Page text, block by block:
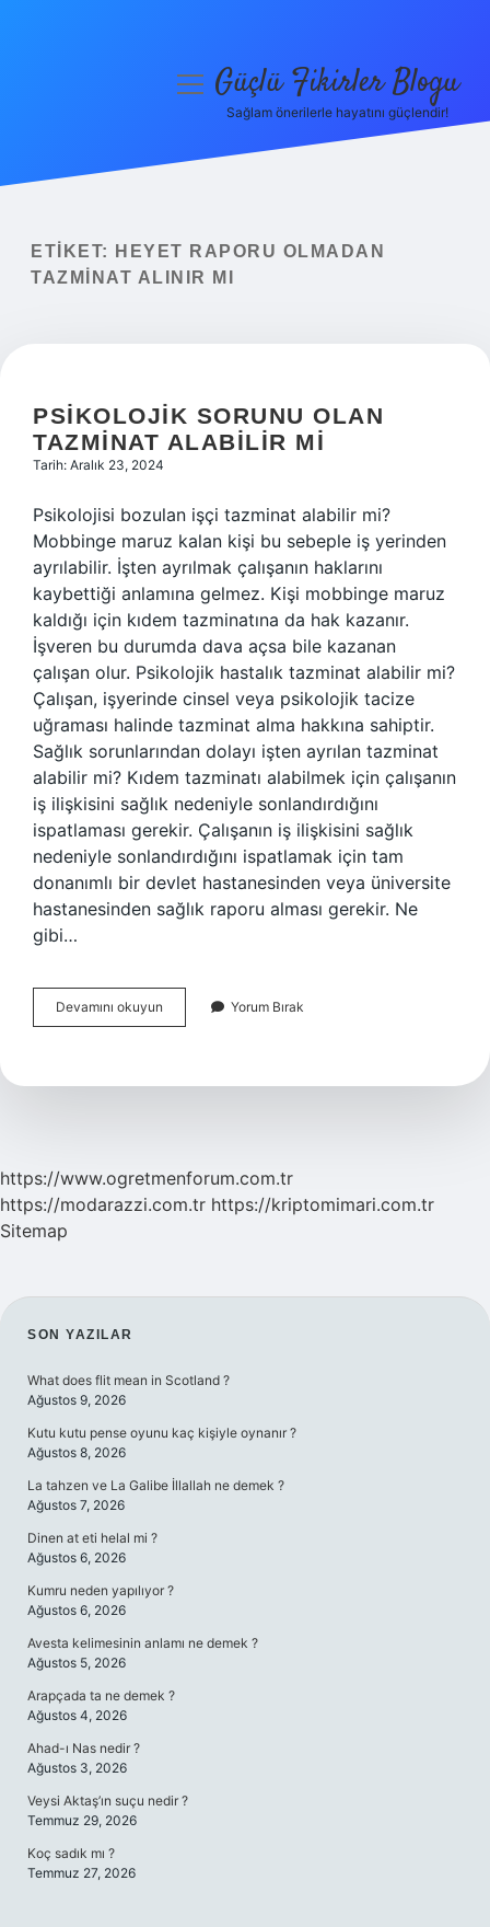
Yasal Uyarı
menüyüGüçlü Fikirler Blogu
Sağlam önerilerle hayatını güçlendir!
ETIKET:
HEYET RAPORU OLMADAN
TAZMINAT ALINIR MI
PSIKOLOJIK SORUNU OLAN
TAZMINAT ALABILIR MI
Tarih: Aralık 23, 2024
Psikolojisi bozulan işçi tazminat alabilir mi?
Mobbinge maruz kalan kişi bu sebeple iş yerinden
ayrılabilir. İşten ayrılmak çalışanın haklarını
kaybettiği anlamına gelmez. Kişi mobbinge maruz
kaldığı için kıdem tazminatına da hak kazanır.
İşveren bu durumda dava açsa bile kazanan
çalışan olur. Psikolojik hastalık tazminat alabilir mi?
Çalışan, işyerinde cinsel veya psikolojik tacize
uğraması halinde tazminat alma hakkına sahiptir.
Sağlık sorunlarından dolayı işten ayrılan tazminat
alabilir mi? Kıdem tazminatı alabilmek için çalışanın
iş ilişkisini sağlık nedeniyle sonlandırdığını
ispatlaması gerekir. Çalışanın iş ilişkisini sağlık
nedeniyle sonlandırdığını ispatlamak için tam
donanımlı bir devlet hastanesinden veya üniversite
hastanesinden sağlık raporu alması gerekir. Ne
gibi…
Devamını okuyun Psikolojik
Sorunu
Alabilir
Yorum Bırak
https://www.ogretmenforum.com.tr
https://modarazzi.com.tr https://kriptomimari.com.tr
Sitemap
SIDEBAR
SON YAZILAR
What does flit mean in Scotland ?
Ağustos 9, 2026
Kutu kutu pense oyunu kaç kişiyle oynanır ?
Ağustos 8, 2026
La tahzen ve La Galibe İllallah ne demek ?
Ağustos 7, 2026
Dinen at eti helal mi ?
Ağustos 6, 2026
Kumru neden yapılıyor ?
Ağustos 6, 2026
Avesta kelimesinin anlamı ne demek ?
Ağustos 5, 2026
Arapçada ta ne demek ?
Ağustos 4, 2026
Ahad-ı Nas nedir ?
Ağustos 3, 2026
Veysi Aktaş’ın suçu nedir ?
Temmuz 29, 2026
Koç sadık mı ?
Temmuz 27, 2026